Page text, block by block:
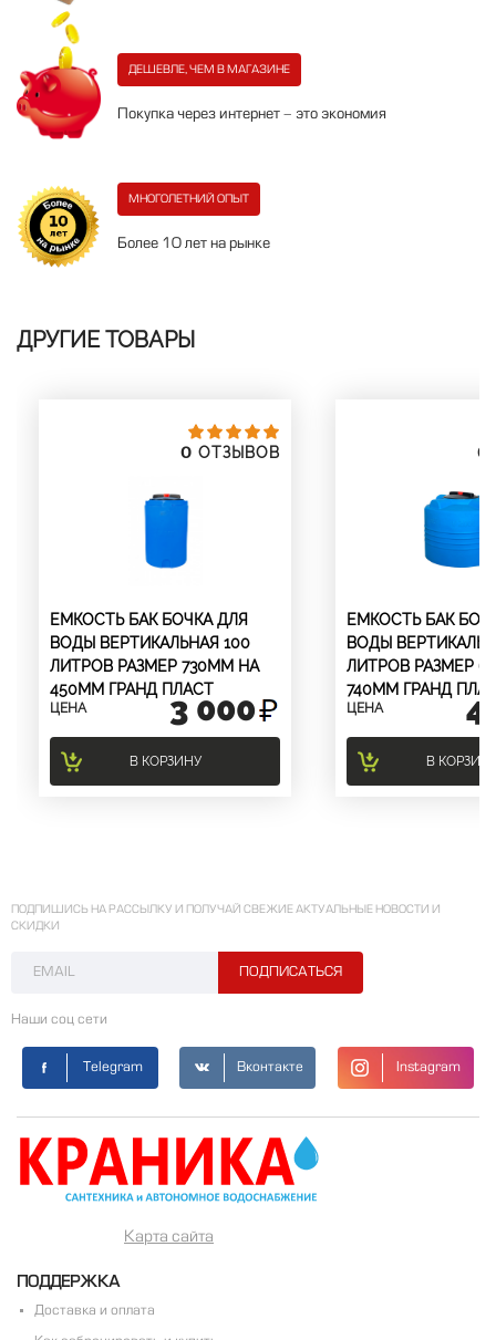
ДЕШЕВЛЕ, ЧЕМ В МАГАЗИНЕ
Покупка через интернет - это экономия
МНОГОЛЕТНИЙ ОПЫТ
Более 10 лет на рынке
ДРУГИЕ ТОВАРЫ
0 ОТЗЫВОВ
ЕМКОСТЬ БАК БОЧКА ДЛЯ
ВОДЫ ВЕРТИКАЛЬНАЯ 100
ЛИТРОВ РАЗМЕР 730ММ НА
450ММ ГРАНД ПЛАСТ
ЦЕНА 3 000
В КОРЗИНУ
0
ЕМКОСТЬ БАК
ВОДЫ
ЛИТРОВ РАЗМЕР
740ММ ГРАНД
ЦЕНА 4
В
ПОДПИШИСЬ НА РАССЫЛКУ И ПОЛУЧАЙ СВЕЖИЕ АКТУАЛЬНЫЕ НОВОСТИ И
СКИДКИ
Наши соц сети
Telegram Вконтакте Instagram
Карта сайта
ПОДДЕРЖКА
Доставка и оплата